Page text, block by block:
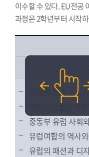
이수할 수 있다. EU전공
과정은 2학년부터 시작
유럽학 입문
유럽디지털정책과
중동부 유럽 사회
유럽여합의 역사
유럽의 패션과 디